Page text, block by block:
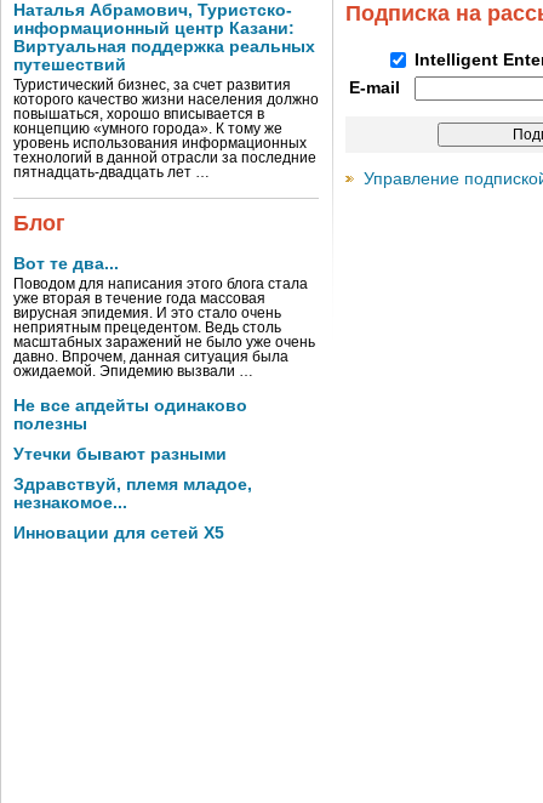
Наталья Абрамович, Туристско-
информационный центр Казани:
Виртуальная поддержка реальных
путешествий
Туристический бизнес, за счет развития
которого качество жизни населения должно
повышаться, хорошо вписывается в
концепцию «умного города». К тому же
уровень использования информационных
технологий в данной отрасли за последние
пятнадцать-двадцать лет …
Блог
Вот те два...
Поводом для написания этого блога стала
уже вторая в течение года массовая
вирусная эпидемия. И это стало очень
неприятным прецедентом. Ведь столь
масштабных заражений не было уже очень
давно. Впрочем, данная ситуация была
ожидаемой. Эпидемию вызвали …
Не все апдейты одинаково
полезны
Утечки бывают разными
Здравствуй, племя младое,
незнакомое...
Инновации для сетей X5
Подписка на
Intelligent
E-mail
Управление